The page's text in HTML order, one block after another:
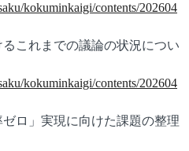
kokuminkaigi/contents/202604
これまでの議論の状況につい
kokuminkaigi/contents/202604
ロ」実現に向けた課題の整理